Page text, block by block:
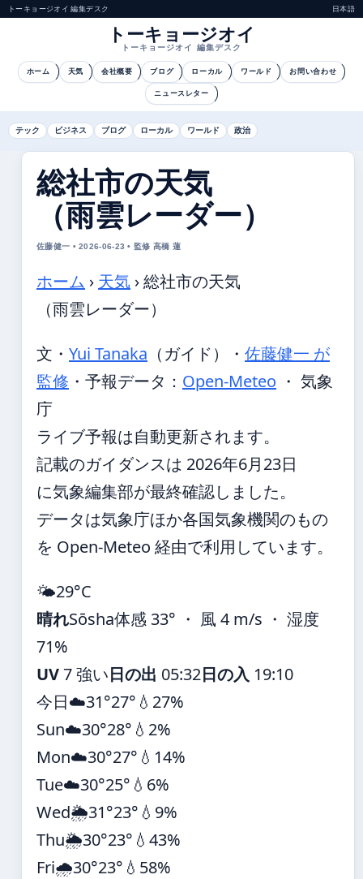
トーキョージオイ 編集デスク 日本語
トーキョージオイ
トーキョージオイ 編集デスク
ホーム 天気 会社概要 ブログ ローカル ワールド お問い合わせ
ニュースレター
テック ビジネス ブログ ローカル ワールド 政治
総社市の天気
（雨雲レーダー）
佐藤健一 • 2026-06-23 • 監修 高橋 蓮
ホーム › 天気 ›総社市の天気
（雨雲レーダー）
文・ Yui Tanaka （ガイド） ・ 佐藤健一 が
監修 ・ 予報データ： Open-Meteo ・ 気象
庁
ライブ予報は自動更新されます。
記載のガイダンスは 2026年6月23日
に気象編集部が最終確認しました。
データは気象庁ほか各国気象機関のもの
を Open-Meteo 経由で利用しています。
🌤️29°C
晴れSōsha体感 33° ・ 風 4 m/s ・ 湿度
71%
UV7 強い日の出 05:32日の入 19:10
今日☁️31°27° 💧27%
Sun☁️30°28° 💧2%
Mon☁️30°27° 💧14%
Tue☁️30°25° 💧6%
Wed🌦️31°23° 💧9%
Thu🌦️30°23° 💧43%
Fri🌧️30°23° 💧58%